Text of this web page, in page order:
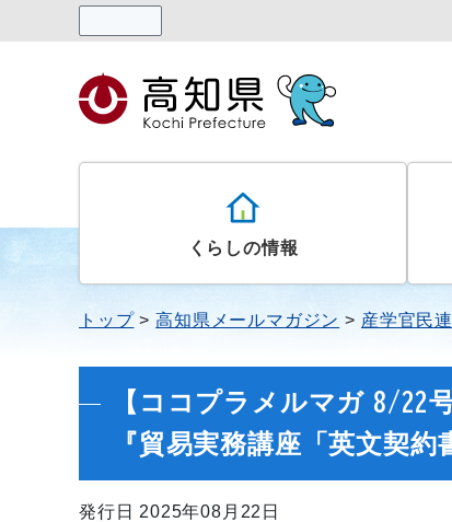
くらしの情報
トップ 高知県メールマガジン 産学官民
【ココプラメルマガ 8/22
『貿易実務講座「英文契
発行日 2025年08月22日